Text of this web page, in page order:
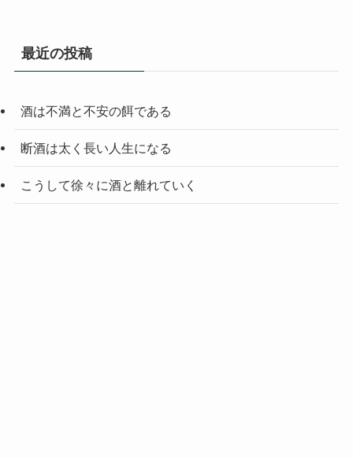
最近の投稿
酒は不満と不安の餌である
断酒は太く長い人生になる
こうして徐々に酒と離れていく